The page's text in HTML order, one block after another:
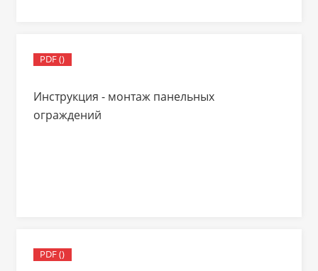
PDF ()
Инструкция - монтаж панельных
ограждений
PDF ()